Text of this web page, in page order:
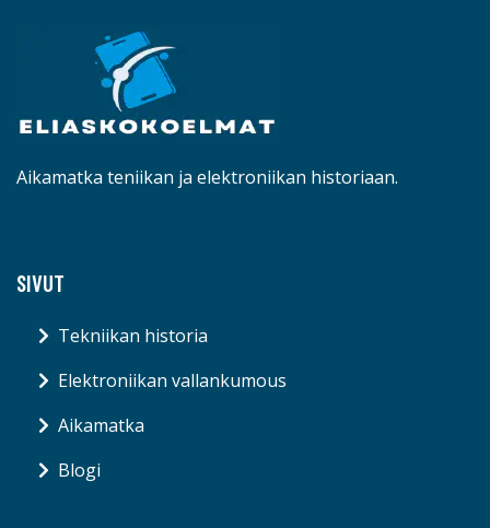
Aikamatka teniikan ja elektroniikan historiaan.
SIVUT
Tekniikan historia
Elektroniikan vallankumous
Aikamatka
Blogi